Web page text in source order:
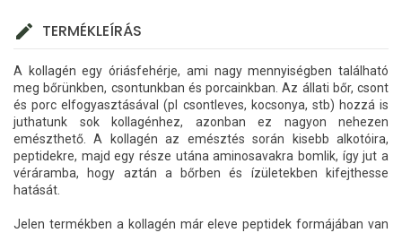
TERMÉKLEÍRÁS
A kollagén egy óriásfehérje, ami nagy mennyiségben található
meg bőrünkben, csontunkban és porcainkban. Az állati bőr, csont
és porc elfogyasztásával (pl csontleves, kocsonya, stb) hozzá is
juthatunk sok kollagénhez, azonban ez nagyon nehezen
emészthető. A kollagén az emésztés során kisebb alkotóira,
peptidekre, majd egy része utána aminosavakra bomlik, így jut a
véráramba, hogy aztán a bőrben és ízületekben kifejthesse
hatását.
Jelen termékben a kollagén már eleve peptidek formájában van